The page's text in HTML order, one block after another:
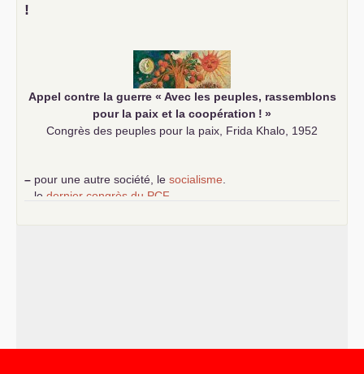
–!
Appel contre la guerre « Avec les peuples, rassemblons
pour la paix et la coopération ! »
Congrès des peuples pour la paix, Frida Khalo, 1952
– pour une autre société, le socialisme
le dernier congrès du PCF